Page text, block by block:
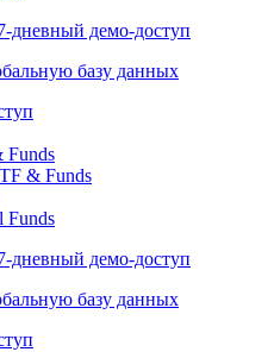
дневный
базу данных
& Funds
Funds
дневный